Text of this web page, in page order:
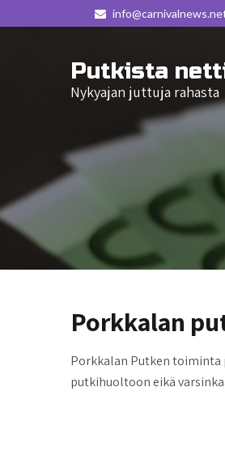
Putkista
Nykyajan juttuja rahasta
Porkkalan
Porkkalan Putken toiminta
putkihuoltoon eikä